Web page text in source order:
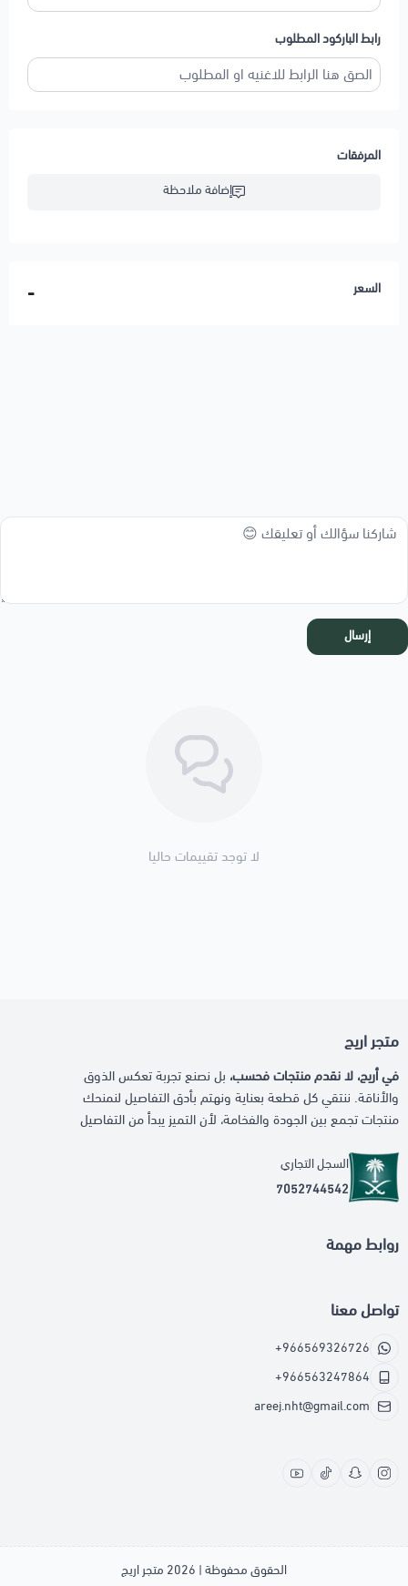
رابط الباركود المطلوب
المرفقات
إضافة ملاحظة
السعر -
إرسال
لا توجد تقييمات حاليا
متجر اريج
في أريج، لا نقدم منتجات فحسب، بل نصنع تجربة تعكس الذوق
والأناقة. ننتقي كل قطعة بعناية ونهتم بأدق التفاصيل لنمنحك
منتجات تجمع بين الجودة والفخامة، لأن التميز يبدأ من التفاصيل
السجل التجاري
7052744542
روابط مهمة
تواصل معنا
+966569326726
+966563247864
areej.nht@gmail.com
الحقوق محفوظة | 2026 متجر اريج